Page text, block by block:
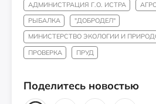
АДМИНИСТРАЦИЯ Г.О. ИСТРА
РЫБАЛКА
"ДОБРОДЕЛ"
МИНИСТЕРСТВО ЭКОЛОГИИ И
ПРОВЕРКА
ПРУД
Поделитесь новостью